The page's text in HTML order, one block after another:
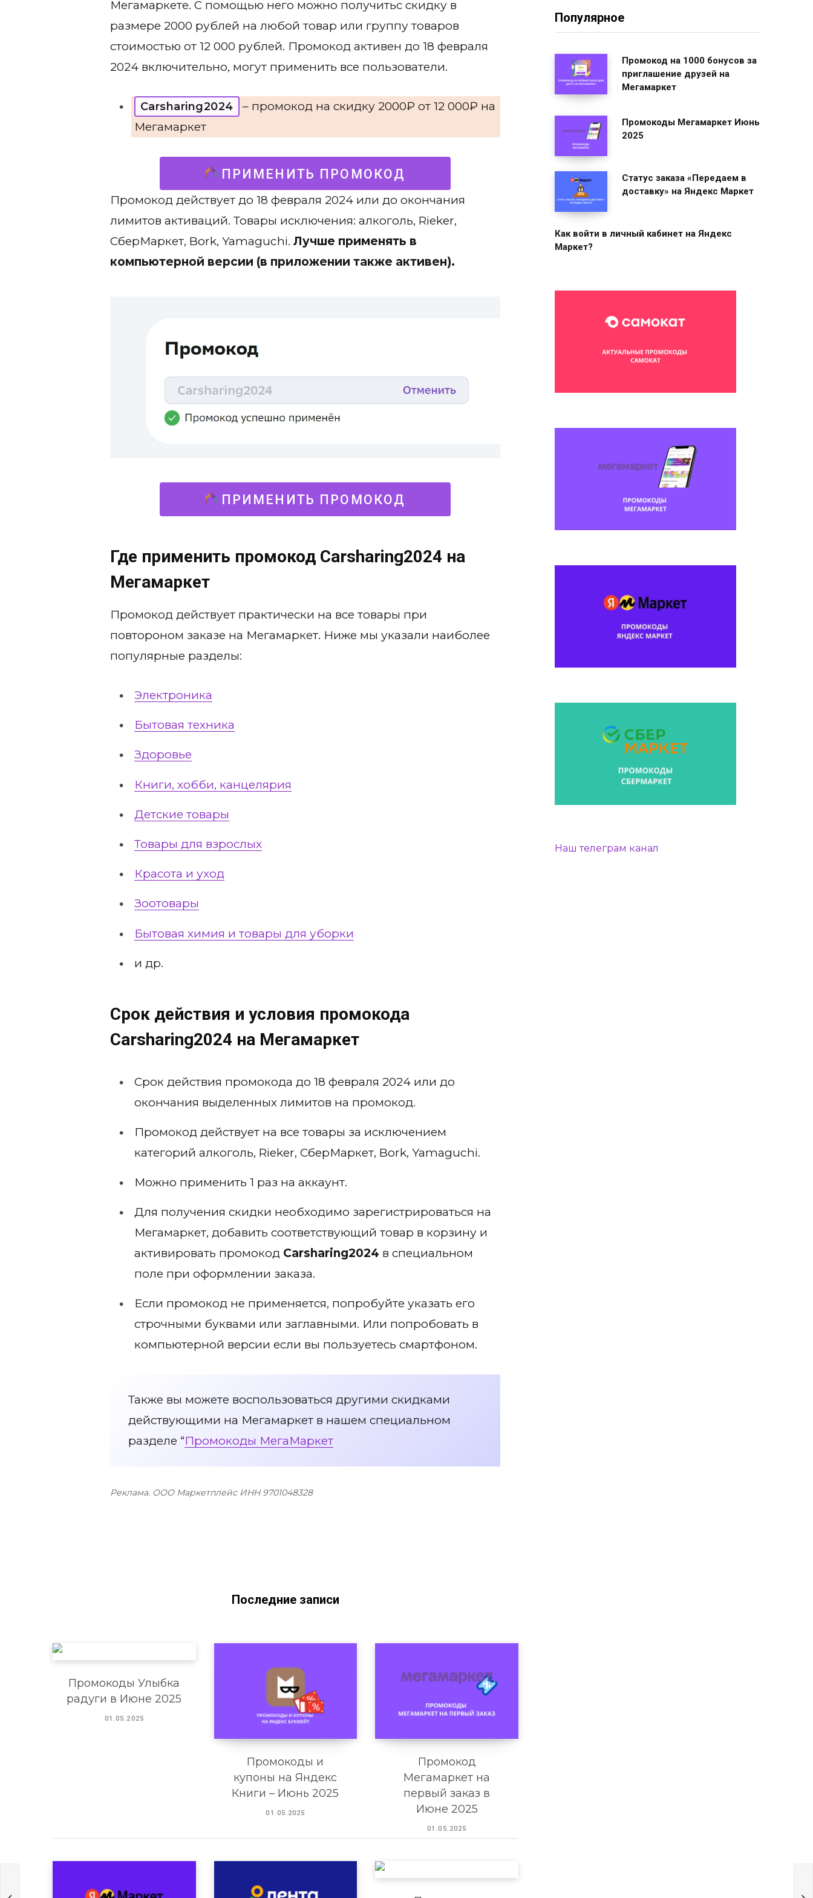
Мегамаркете. С помощью него можно получитьс скидку в
размере 2000 рублей на любой товар или группу товаров
стоимостью от 12 000 рублей. Промокод активен до 18 февраля
2024 включительно, могут применить все пользователи.
Carsharing2024
– промокод на скидку 2000₽ от 12 000₽ на
Мегамаркет
ПРИМЕНИТЬ ПРОМОКОД
Промокод действует до 18 февраля 2024 или до окончания
лимитов активаций. Товары исключения: алкоголь, Rieker,
СберМаркет, Bork, Yamaguchi. Лучше применять в
компьютерной версии (в приложении также активен).
ПРИМЕНИТЬ ПРОМОКОД
Где применить промокод Carsharing2024 на
Мегамаркет
Промокод действует практически на все товары при
повтороном заказе на Мегамаркет. Ниже мы указали наиболее
популярные разделы:
Электроника
Бытовая техника
Здоровье
Книги, хобби, канцелярия
Детские товары
Товары для взрослых
Красота и уход
Зоотовары
Бытовая химия и товары для уборки
и др.
Срок действия и условия промокода
Carsharing2024 на Мегамаркет
Срок действия промокода до 18 февраля 2024 или до
окончания выделенных лимитов на промокод.
Промокод действует на все товары за исключением
категорий алкоголь, Rieker, СберМаркет, Bork, Yamaguchi.
Можно применить 1 раз на аккаунт.
Для получения скидки необходимо зарегистрироваться на
Мегамаркет, добавить соответствующий товар в корзину и
активировать промокод Carsharing2024 в специальном
поле при оформлении заказа.
Если промокод не применяется, попробуйте указать его
строчными буквами или заглавными. Или попробовать в
компьютерной версии если вы пользуетесь смартфоном.
Также вы можете воспользоваться другими скидками
действующими на Мегамаркет в нашем специальном
разделе “Промокоды МегаМаркет
Реклама. ООО Маркетплейс ИНН 9701048328
Последние записи
Промокоды Улыбка
радуги в Июне 2025
01.05.2025
Промокоды и
купоны на Яндекс
Книги – Июнь 2025
01.05.2025
Промокод
Мегамаркет на
первый заказ в
Июне 2025
01.05.2025
Популярное
Промокод на 1000 бонусов за
приглашение друзей на
Мегамаркет
Промокоды Мегамаркет Июнь
2025
Статус заказа «Передаем в
доставку» на Яндекс Маркет
Как войти в личный кабинет на Яндекс
Маркет?
Наш телеграм канал